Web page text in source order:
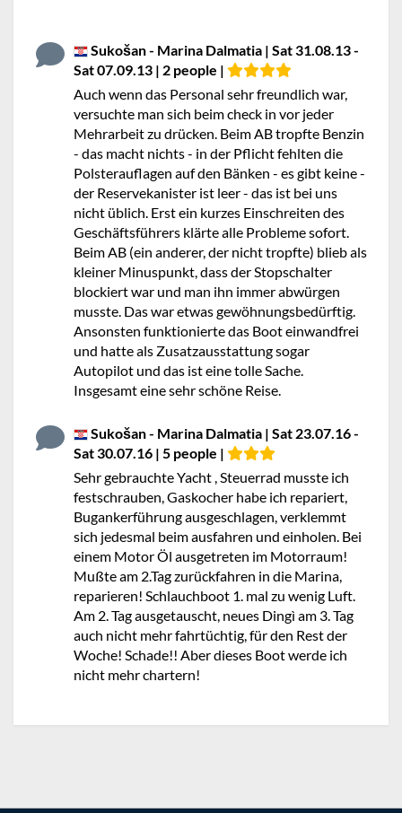
Sukošan - Marina Dalmatia | Sat 31.08.13 -
Sat 07.09.13 | 2 people |
Auch wenn das Personal sehr freundlich war,
versuchte man sich beim check in vor jeder
Mehrarbeit zu drücken. Beim AB tropfte Benzin
- das macht nichts - in der Pflicht fehlten die
Polsterauflagen auf den Bänken - es gibt keine -
der Reservekanister ist leer - das ist bei uns
nicht üblich. Erst ein kurzes Einschreiten des
Geschäftsführers klärte alle Probleme sofort.
Beim AB (ein anderer, der nicht tropfte) blieb als
kleiner Minuspunkt, dass der Stopschalter
blockiert war und man ihn immer abwürgen
musste. Das war etwas gewöhnungsbedürftig.
Ansonsten funktionierte das Boot einwandfrei
und hatte als Zusatzausstattung sogar
Autopilot und das ist eine tolle Sache.
Insgesamt eine sehr schöne Reise.
Sukošan - Marina Dalmatia | Sat 23.07.16 -
Sat 30.07.16 | 5 people |
Sehr gebrauchte Yacht , Steuerrad musste ich
festschrauben, Gaskocher habe ich repariert,
Bugankerführung ausgeschlagen, verklemmt
sich jedesmal beim ausfahren und einholen. Bei
einem Motor Öl ausgetreten im Motorraum!
Mußte am 2.Tag zurückfahren in die Marina,
reparieren! Schlauchboot 1. mal zu wenig Luft.
Am 2. Tag ausgetauscht, neues Dingì am 3. Tag
auch nicht mehr fahrtüchtig, für den Rest der
Woche! Schade!! Aber dieses Boot werde ich
nicht mehr chartern!